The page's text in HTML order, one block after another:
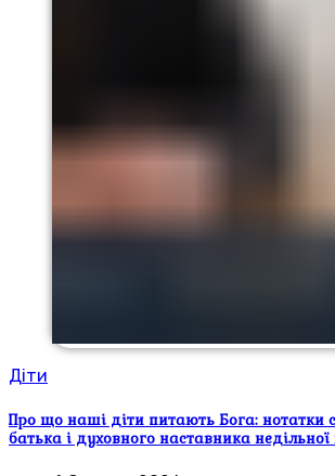
Діти
Про що наші діти питають Бога: нотатки
батька і духовного наставника